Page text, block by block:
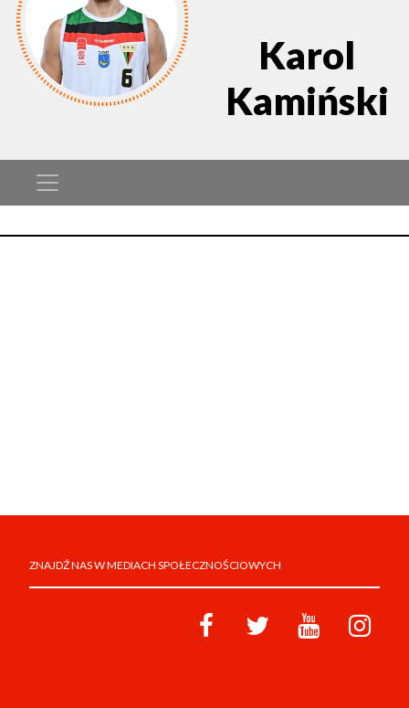
Karol
Kamiński
ZNAJDŹ NAS W MEDIACH SPOŁECZNOŚCIOWYCH